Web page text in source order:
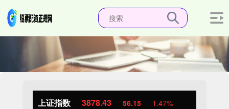
上证指数 3878.43 56.15 1.47%